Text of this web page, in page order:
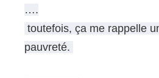
….
toutefois, ça me rappelle
pauvreté.